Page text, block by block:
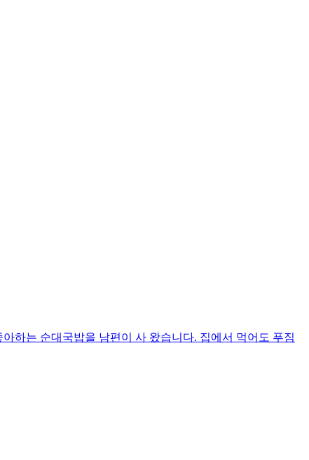
하는 순대국밥을 남편이 사 왔습니다. 집에서 먹어도 푸짐